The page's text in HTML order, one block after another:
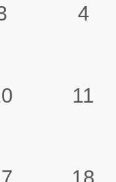
4
11
18